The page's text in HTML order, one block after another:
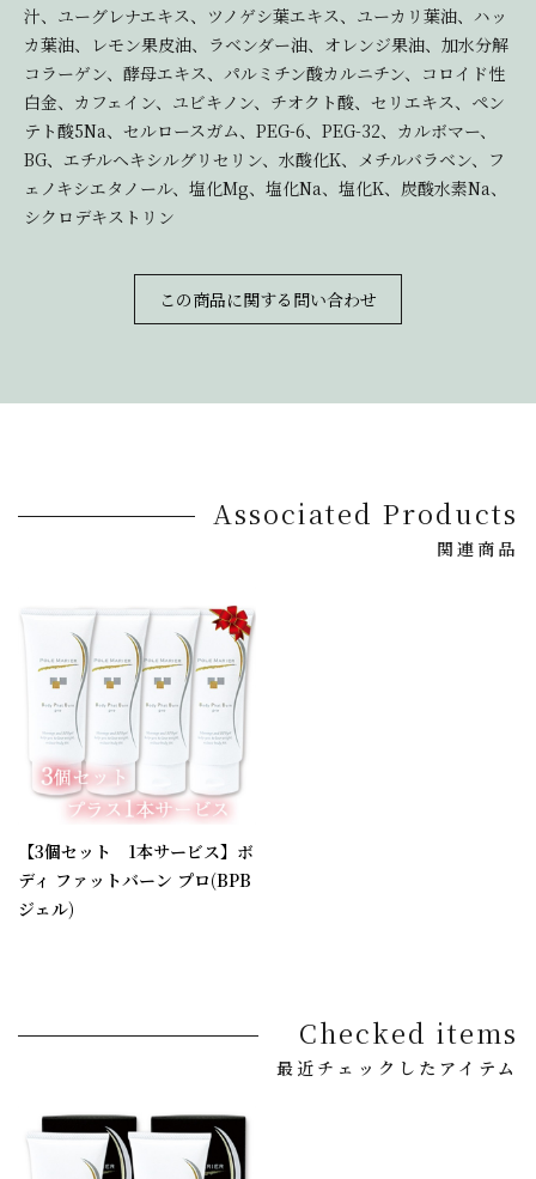
汁、ユーグレナエキス、ツノゲシ葉エキス、ユーカリ葉油、ハッ
カ葉油、レモン果皮油、ラベンダー油、オレンジ果油、加水分解
コラーゲン、酵母エキス、パルミチン酸カルニチン、コロイド性
白金、カフェイン、ユビキノン、チオクト酸、セリエキス、ペン
テト酸5Na、セルロースガム、PEG-6、PEG-32、カルボマー、
BG、エチルヘキシルグリセリン、水酸化K、メチルバラベン、フ
ェノキシエタノール、塩化Mg、塩化Na、塩化K、炭酸水素Na、
シクロデキストリン
この商品に関する問い合わせ
Associated Products
関連商品
【3個セット 1本サービス】ボ
ディ ファットバーン プロ(BPB
ジェル)
Checked items
最近チェックしたアイテム